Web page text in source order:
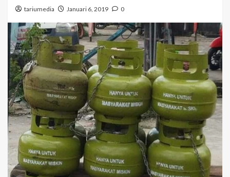
tariumedia Januari 6, 2019 0